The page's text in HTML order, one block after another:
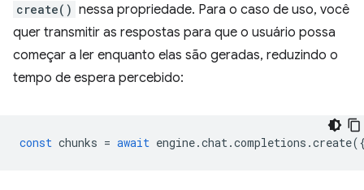
create() nessa propriedade. Para o caso de uso, você
quer transmitir as respostas para que o usuário possa
começar a ler enquanto elas são geradas, reduzindo o
tempo de espera percebido:
const chunks = await engine.chat.completions .create